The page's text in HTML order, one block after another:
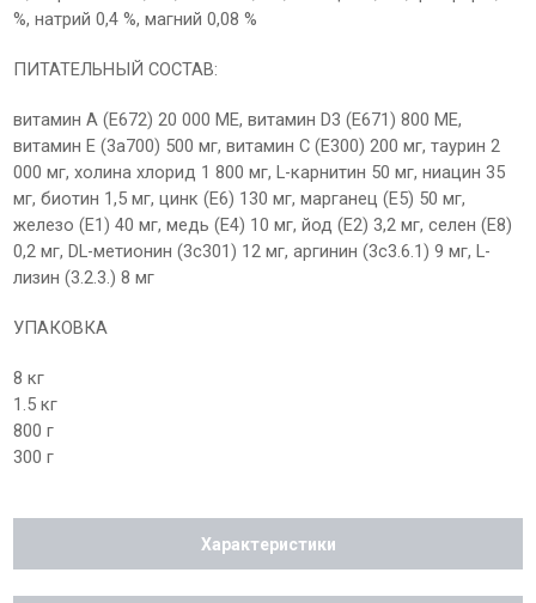
%, натрий 0,4 %, магний 0,08 %
ПИТАТЕЛЬНЫЙ СОСТАВ:
витамин А (Е672) 20 000 МЕ, витамин D3 (E671) 800 МЕ,
витамин E (3a700) 500 мг, витамин C (E300) 200 мг, таурин 2
000 мг, холина хлорид 1 800 мг, L-карнитин 50 мг, ниацин 35
мг, биотин 1,5 мг, цинк (E6) 130 мг, марганец (E5) 50 мг,
железо (E1) 40 мг, медь (E4) 10 мг, йод (E2) 3,2 мг, селен (E8)
0,2 мг, DL-метионин (3c301) 12 мг, аргинин (3c3.6.1) 9 мг, L-
лизин (3.2.3.) 8 мг
УПАКОВКА
8 кг
1.5 кг
800 г
300 г
Характеристики